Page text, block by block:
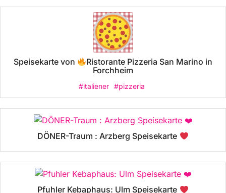
Speisekarte von
Ristorante Pizzeria San Marino in
Forchheim
#italiener #pizzeria
DÖNER-Traum : Arzberg Speisekarte
Pfuhler Kebaphaus: Ulm Speisekarte